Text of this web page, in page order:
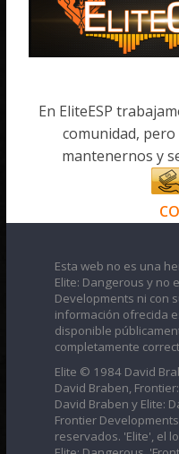
En EliteESP
comunidad,
mantenernos y
Esta web no es una
Elite: Dangerous y no
Developments ni con
información ofrecida
disponible
completamente
Elite © 1984 David
David Braben,
David Braben y Elite:
Frontier
reservados. 'Elite', el